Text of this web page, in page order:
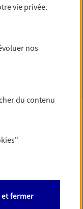
vous-même et
vie privée.
nos
du contenu
"
et fermer